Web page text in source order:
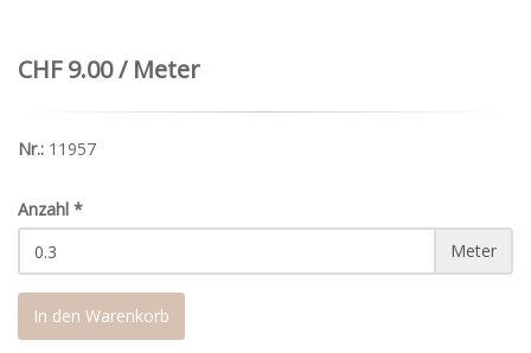
CHF 9.00 / Meter
Nr.: 11957
Anzahl *
Meter
In den Warenkorb